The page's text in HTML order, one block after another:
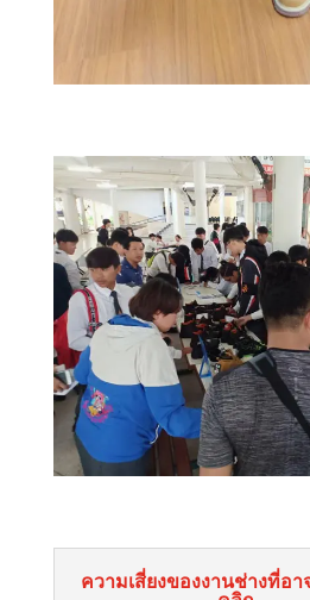
ความเสี่ยงของงานช่างที่อา